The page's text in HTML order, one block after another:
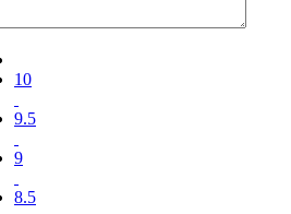
10
9.5
9
8.5